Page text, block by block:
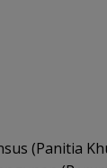
(Panitia